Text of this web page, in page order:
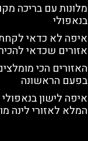
מלונות עם בריכה
בנאפולי
איפה לא כדאי לקחת
אזורים שכדאי
האזורים הכי
בפעם הראשונה
איפה לישון
המלא לאזורי לינה